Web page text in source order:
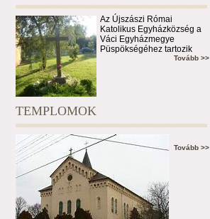
Az Újszászi Római
Katolikus Egyházközség a
Váci Egyházmegye
Püspökségéhez tartozik
Tovább >>
TEMPLOMOK
Tovább >>